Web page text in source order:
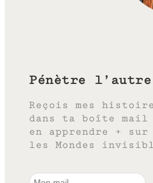
Pénètre l’autre
Reçois mes
dans ta boîte mail
en apprendre +
les Mondes